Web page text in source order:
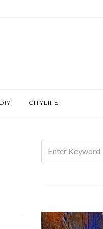
CITYLIFE
FOR: